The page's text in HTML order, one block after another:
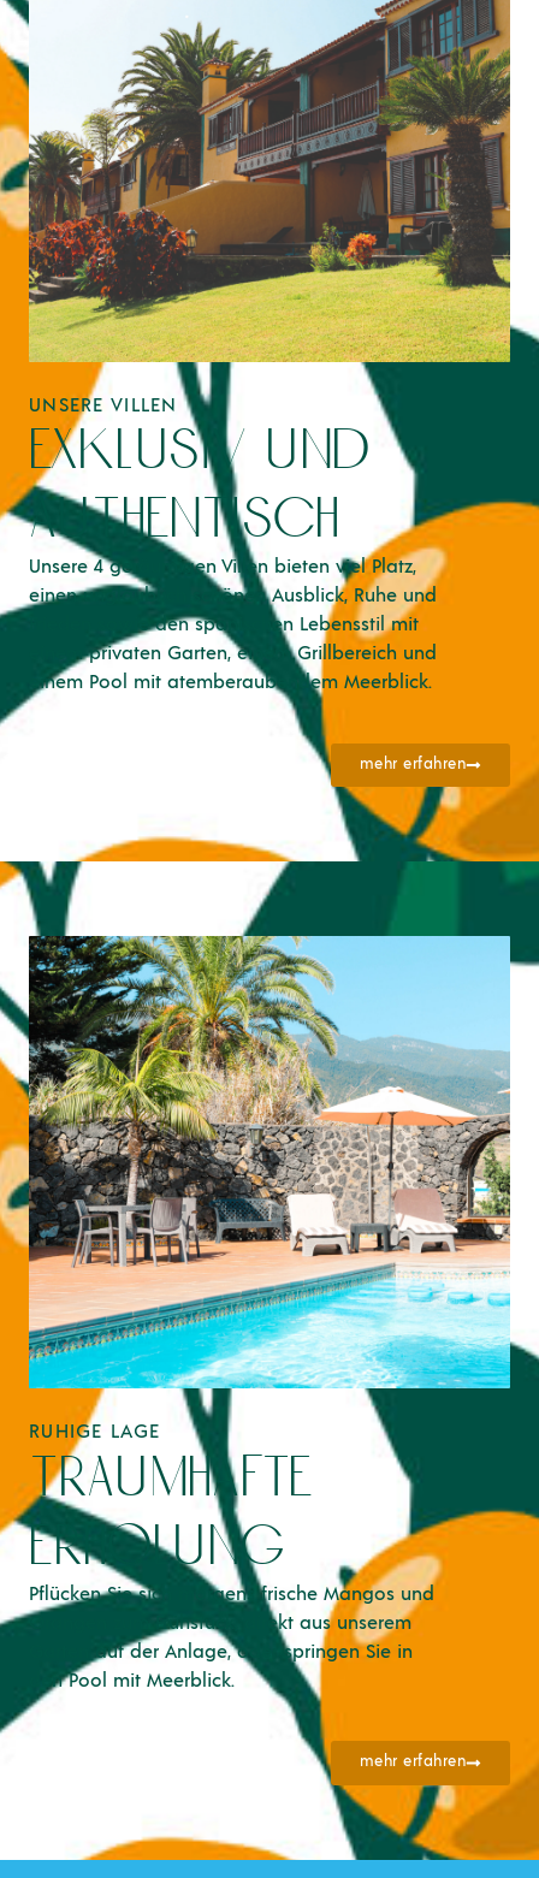
UNSERE VILLEN
exklusiv und
authentisch
Unsere 4 geräumigen Villen bieten viel Platz,
einen unglaublich schönen Ausblick, Ruhe und
Frieden sowie den spanischen Lebensstil mit
einem privaten Garten, einem Grillbereich und
einem Pool mit atemberaubendem Meerblick.
mehr erfahren
traumhafte
erholung
mehr erfahren
RUHIGE LAGE
Pflücken Sie sich morgens frische Mangos und
Orangen zum Frühstück, direkt aus unserem
Garten auf der Anlage, oder springen Sie in
den Pool mit Meerblick.